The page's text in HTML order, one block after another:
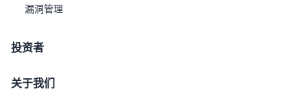
漏洞管理
投资者
关于我们
漏洞的修复情况，优炫内部会持续跟踪，直至修复披露。
为保护UXDB系列产品用户安全，优炫在漏洞调查、修复及发布公告
认，并要求上报者保密直至公开披露。修复后官网发布安全公告，